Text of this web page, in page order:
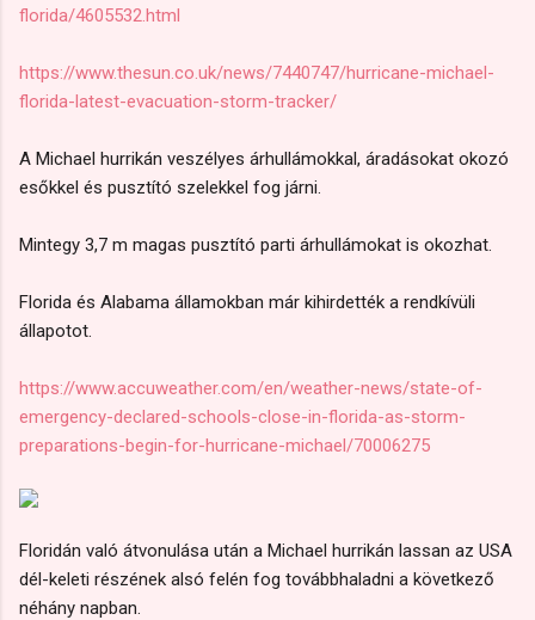
florida/4605532.html
https://www.thesun.co.uk/news/7440747/hurricane-michael-
florida-latest-evacuation-storm-tracker/
A Michael hurrikán veszélyes árhullámokkal, áradásokat okozó
esőkkel és pusztító szelekkel fog járni.
Mintegy 3,7 m magas pusztító parti árhullámokat is okozhat.
Florida és Alabama államokban már kihirdették a rendkívüli
állapotot.
https://www.accuweather.com/en/weather-news/state-of-
emergency-declared-schools-close-in-florida-as-storm-
preparations-begin-for-hurricane-michael/70006275
Floridán való átvonulása után a Michael hurrikán lassan az USA
dél-keleti részének alsó felén fog továbbhaladni a következő
néhány napban.